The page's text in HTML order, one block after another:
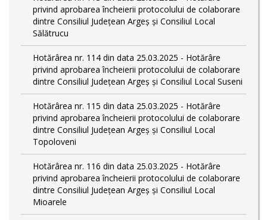
privind aprobarea încheierii protocolului de colaborare
dintre Consiliul Județean Argeș și Consiliul Local
Sălătrucu
Hotărârea nr. 114 din data 25.03.2025 - Hotărâre
privind aprobarea încheierii protocolului de colaborare
dintre Consiliul Județean Argeș și Consiliul Local Suseni
Hotărârea nr. 115 din data 25.03.2025 - Hotărâre
privind aprobarea încheierii protocolului de colaborare
dintre Consiliul Județean Argeș și Consiliul Local
Topoloveni
Hotărârea nr. 116 din data 25.03.2025 - Hotărâre
privind aprobarea încheierii protocolului de colaborare
dintre Consiliul Județean Argeș și Consiliul Local
Mioarele